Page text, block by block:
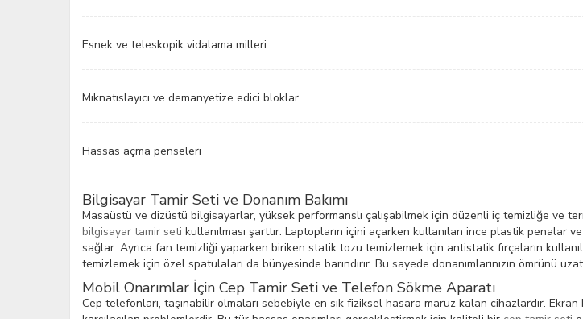
Esnek ve teleskopik vidalama milleri
Mıknatıslayıcı ve demanyetize edici bloklar
Hassas açma penseleri
Bilgisayar Tamir Seti ve Donanım Bakımı
Masaüstü ve dizüstü bilgisayarlar, yüksek performanslı çalışabilmek için düzenli iç temizliğe ve
bilgisayar tamir seti kullanılması şarttır. Laptopların içini açarken kullanılan ince plastik penalar
sağlar. Ayrıca fan temizliği yaparken biriken statik tozu temizlemek için antistatik fırçaların
temizlemek için özel spatulaları da bünyesinde barındırır. Bu sayede donanımlarınızın ömrünü
Mobil Onarımlar İçin Cep Tamir Seti ve Telefon Sökme Aparatı
Cep telefonları, taşınabilir olmaları sebebiyle en sık fiziksel hasara maruz kalan cihazlardır.